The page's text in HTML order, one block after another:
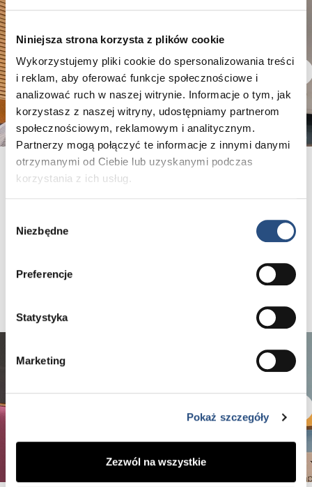
Niniejsza strona korzysta z plików cookie
Wykorzystujemy pliki cookie do spersonalizowania treści
i reklam, aby oferować funkcje społecznościowe i
analizować ruch w naszej witrynie. Informacje o tym, jak
korzystasz z naszej witryny, udostępniamy partnerom
społecznościowym, reklamowym i analitycznym.
Partnerzy mogą połączyć te informacje z innymi danymi
otrzymanymi od Ciebie lub uzyskanymi podczas
korzystania z ich usług.
zgody
Niezbędne
Preferencje
Statystyka
Marketing
Pokaż szczegóły
Zezwól na wszystkie
Energia, która łączy ludzi.
Publiczność aktywnie uczestniczyła w dyskusji, zadając
była pełna zaangażowania i dobrej energii – dokładnie
uczestnicy mieli możliwość zdobycia autografu autora,
pamiątkowych zdjęć.